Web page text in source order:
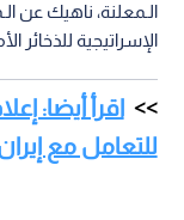
الـمعلنة، ناهيك عن
الإسراتيجية للذخائر
اقرأ أيضا:
للتعامل مع